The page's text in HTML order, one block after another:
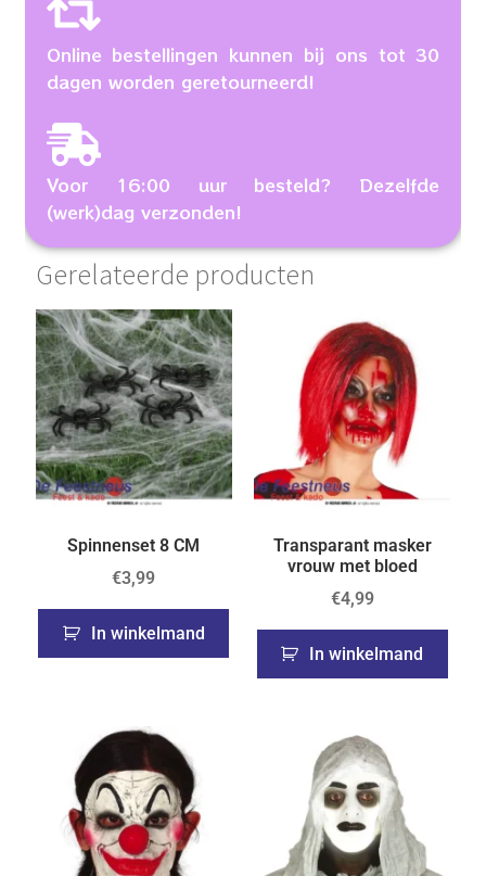
Online bestellingen kunnen bij ons tot 30
dagen worden geretourneerd!
Voor 16:00 uur besteld? Dezelfde
(werk)dag verzonden!
Gerelateerde producten
Spinnenset 8 CM
€3,99
In winkelmand
Transparant masker
vrouw met bloed
€4,99
In winkelmand